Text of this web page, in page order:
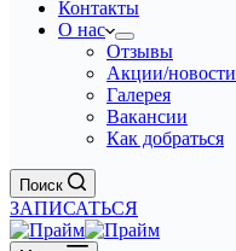
Контакты
О нас
Отзывы
Акции/новости
Галерея
Вакансии
Как добраться
Поиск
ЗАПИСАТЬСЯ